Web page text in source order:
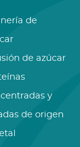
de
de azúcar
y
de origen